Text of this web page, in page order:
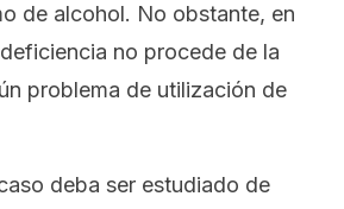
de alcohol. No obstante, en
no procede de la
problema de utilización de
deba ser estudiado de